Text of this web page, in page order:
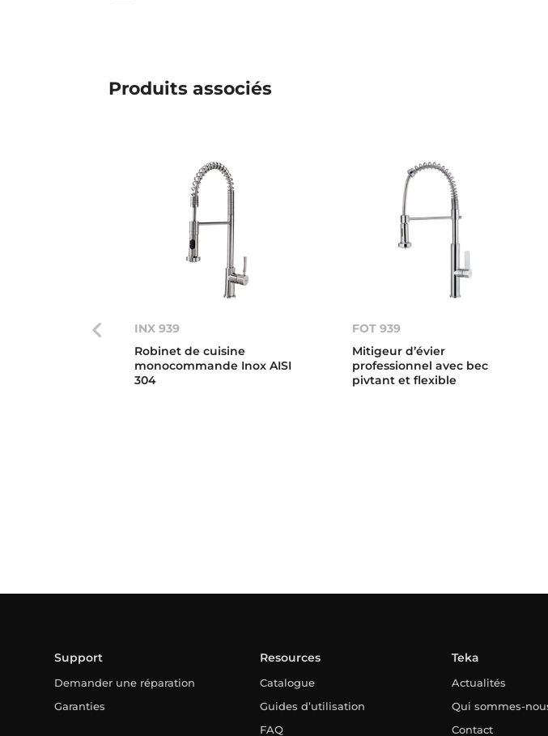
Produits associés
INX 939
Robinet de cuisine
monocommande Inox AISI
304
FOT 939
Mitigeur d’évier
professionnel avec bec
pivtant et flexible
Support
Demander une réparation
Garanties
Resources
Catalogue
Guides d’utilisation
FAQ
Teka
Actualités
Qui sommes-
Contact